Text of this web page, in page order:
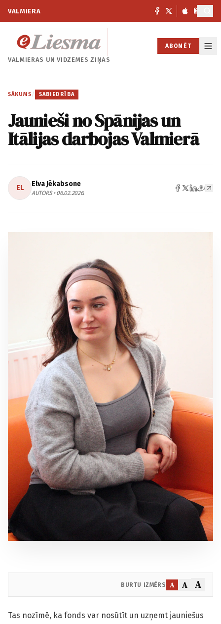
VALMIERA
VALMIERAS UNVIDZEMES ZIŅAS
ABONĒT
SĀKUMS / SABIEDRĪBA
Jaunieši no Spānijas un
Itālijas darbojas Valmierā
EL Elva Jēkabsone
AUTORS • 06.02.2026.
BURTU IZMĒRS A A A
Tas nozīmē, ka fonds var nosūtīt un uzņemt jauniešus